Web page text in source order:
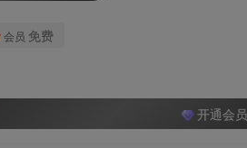
会员 免费
开通会员